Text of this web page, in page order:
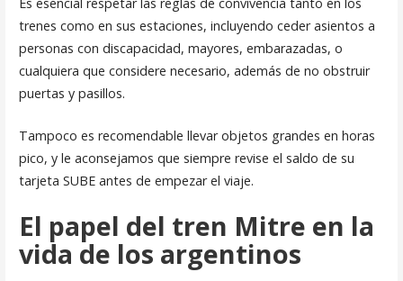
Es esencial respetar las reglas de convivencia tanto en los
trenes como en sus estaciones, incluyendo ceder asientos a
personas con discapacidad, mayores, embarazadas, o
cualquiera que considere necesario, además de no obstruir
puertas y pasillos.
Tampoco es recomendable llevar objetos grandes en horas
pico, y le aconsejamos que siempre revise el saldo de su
tarjeta SUBE antes de empezar el viaje.
El papel del tren Mitre en la
vida de los argentinos